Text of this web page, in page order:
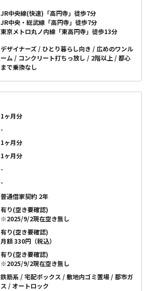
JR中央線(快速)「高円寺」徒歩7分
JR中央・総武線「高円寺」徒歩7分
東京メトロ丸ノ内線「東高円寺」徒歩13分
デザイナーズ ひとり暮らし向き
広めのワンル
ーム
コンクリート打ちっ放し 2階以上
都心
まで乗換なし
1ヶ月分
-
1ヶ月分
1ヶ月分
-
-
普通借家契約 2年
有り(空き要確認)
※2025/9/2現在空き無し
有り(空き要確認)
月額 330円（税込）
有り(空き要確認)
※2025/9/2現在空き無し
鉄筋系 / 宅配ボックス / 敷地内ゴミ置場 / 都市ガ
ス / オートロック